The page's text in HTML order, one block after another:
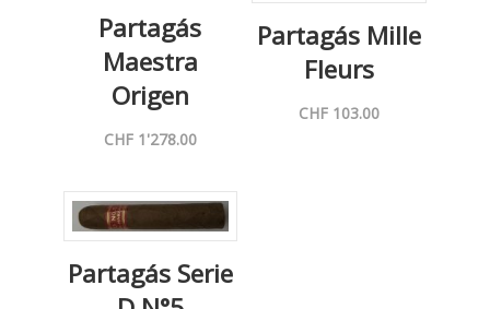
Partagás
Maestra
Origen
CHF1'278.00
Partagás Mille
Fleurs
CHF103.00
Partagás Serie